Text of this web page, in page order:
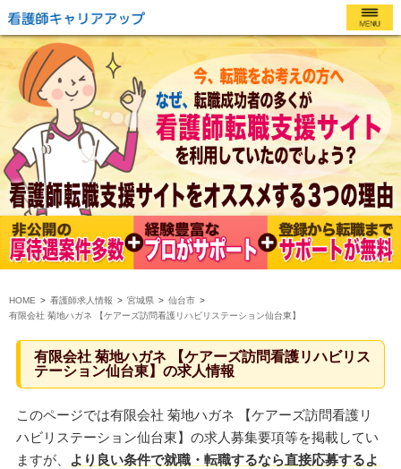
HOME 看護師求人情報 宮城県
仙台市
有限会社 菊地ハガネ 【ケアーズ訪問看護リハビリステーション仙台東】
有限会社 菊地ハガネ 【ケアーズ訪問看護リハビリス
テーション仙台東】の求人情報
このページでは有限会社 菊地ハガネ 【ケアーズ訪問看護リ
ハビリステーション仙台東】の求人募集要項等を掲載してい
ますが、
より良い条件で就職・転職するなら直接応募するよ